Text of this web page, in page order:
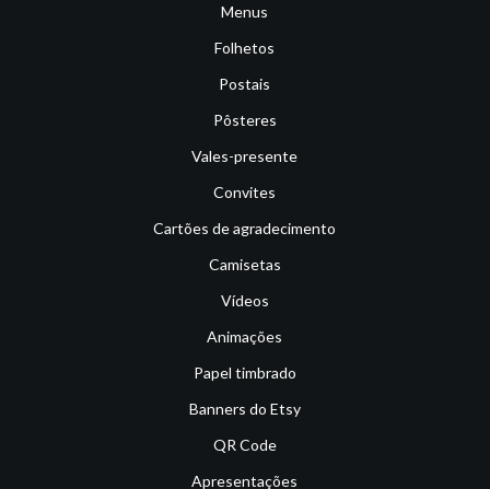
Menus
Folhetos
Postais
Pôsteres
Vales-presente
Convites
Cartões de agradecimento
Camisetas
Vídeos
Animações
Papel timbrado
Banners do Etsy
QR Code
Apresentações